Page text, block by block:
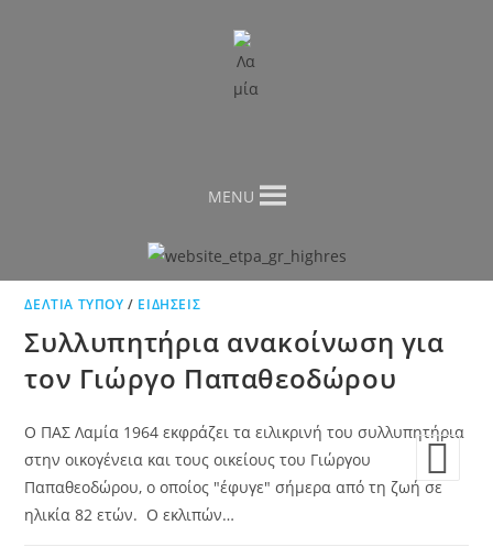
MENU
ΔΕΛΤΊΑ ΤΎΠΟΥ / ΕΙΔΉΣΕΙΣ
Συλλυπητήρια ανακοίνωση για
τον Γιώργο Παπαθεοδώρου
Ο ΠΑΣ Λαμία 1964 εκφράζει τα ειλικρινή του συλλυπητήρια
στην οικογένεια και τους οικείους του Γιώργου
Παπαθεοδώρου, ο οποίος "έφυγε" σήμερα από τη ζωή σε
ηλικία 82 ετών. Ο εκλιπών…